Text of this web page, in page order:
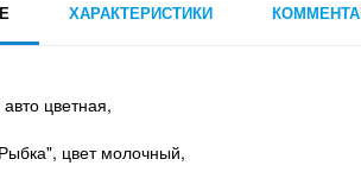
ХАРАКТЕРИСТИКИ
цветная,
цвет молочный,